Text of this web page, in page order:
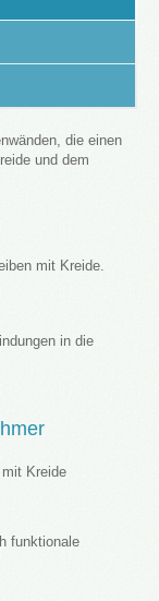
die einen
und dem
mit Kreide.
in die
Kreide
funktionale